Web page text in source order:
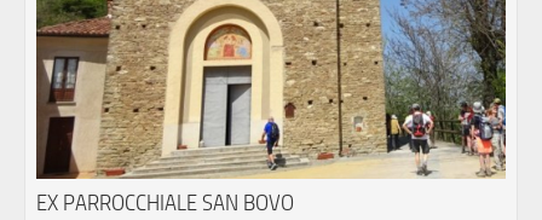
EX PARROCCHIALE SAN BOVO